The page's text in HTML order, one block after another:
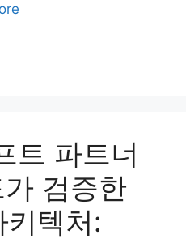
트 파트너
검증한
키텍처: